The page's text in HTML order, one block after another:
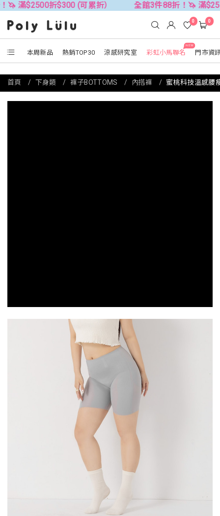
折$300 (可累折） 全館3件88折！🦄 滿$2500折
本周新品 熱銷TOP30 涼感研究室
NEW
彩虹小馬聯名 門市資
0 0
首頁 下身類 褲子BOTTOMS 內搭褲 蜜桃科技溫感腰